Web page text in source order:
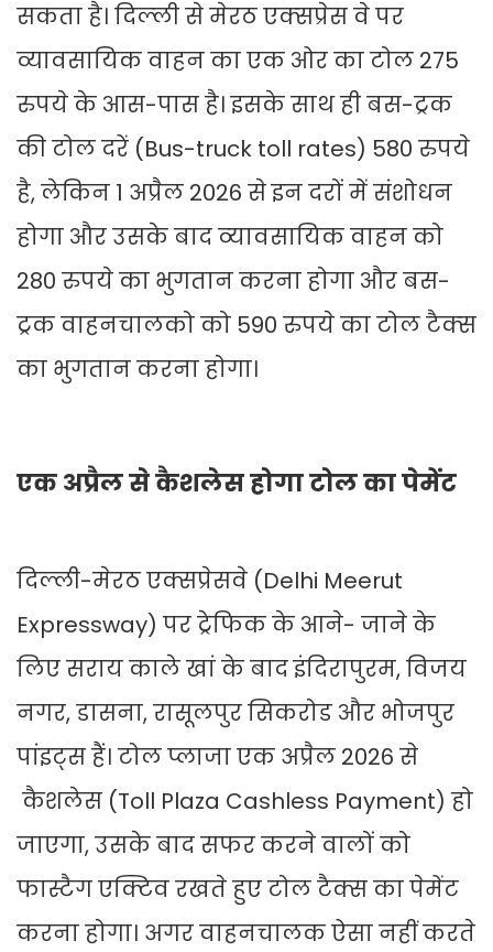
सकता है। दिल्‍ली से मेरठ एक्‍सप्रेस वे पर
व्यावसायिक वाहन का एक ओर का टोल 275
रुपये के आस-पास है। इसके साथ ही बस-ट्रक
की टोल दरें (Bus-truck toll rates) 580 रुपये
है, लेकिन 1 अप्रैल 2026 से इन दरों में संशोधन
होगा और उसके बाद व्‍यावसायिक वाहन को
280 रुपये का भुगतान करना होगा और बस-
ट्रक वाहनचालको को 590 रुपये का टोल टैक्‍स
का भुगतान करना होगा।
एक अप्रैल से कैशलेस होगा टोल का पेमेंट
दिल्ली-मेरठ एक्सप्रेसवे (Delhi Meerut
Expressway) पर ट्रेफिक के आने- जाने के
लिए सराय काले खां के बाद इंदिरापुरम, विजय
नगर, डासना, रासूलपुर सिकरोड और भोजपुर
पांइट्स हैं। टोल प्लाजा एक अप्रैल 2026 से
कैशलेस (Toll Plaza Cashless Payment) हो
जाएगा, उसके बाद सफर करने वालों को
फास्टैग एक्टिव रखते हुए टोल टैक्स का पेमेंट
करना होगा। अगर वाहनचालक ऐसा नहीं करते